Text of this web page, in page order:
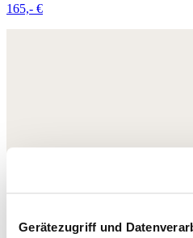
Gerätezugriff und
165,- €